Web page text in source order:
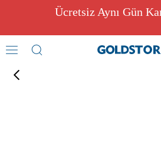
Ücretsiz Aynı Gün
Pırlantalı Küpe Modelleri